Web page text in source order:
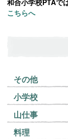
こちらへ
その他
小学校
山仕事
料理